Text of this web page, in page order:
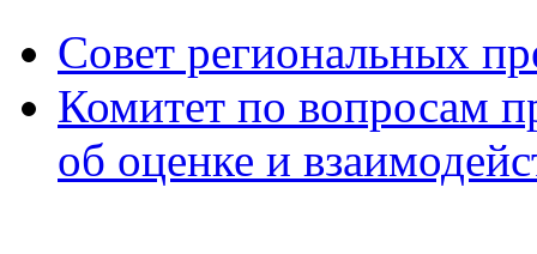
Совет региональных
Комитет по вопросам
об оценке и